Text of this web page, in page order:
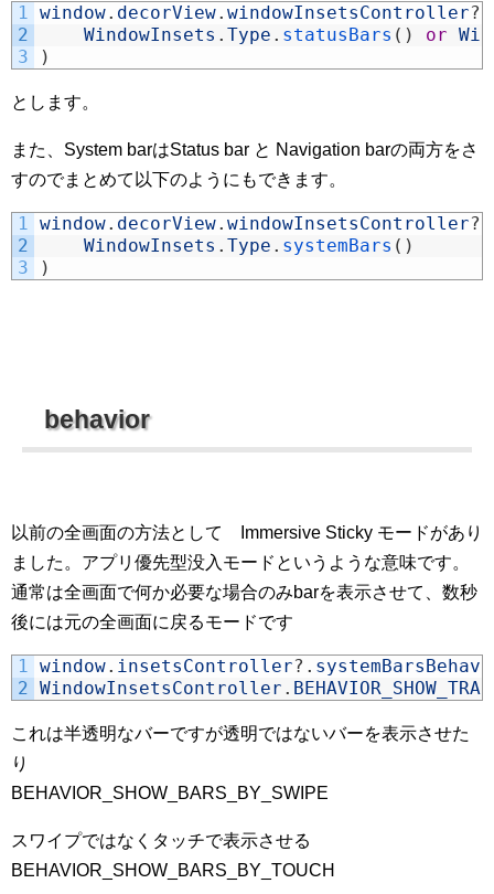
1
2
3
window. decorView. windowInsetsController?
WindowInsets . Type . statusBars ( ) or
)
とします。
また、System barはStatus bar と Navigation barの両方をさ
すのでまとめて以下のようにもできます。
1
2
3
window. decorView. windowInsetsController?
WindowInsets . Type . systemBars ( )
)
behavior
以前の全画面の方法として Immersive Sticky モードがあり
ました。アプリ優先型没入モードというような意味です。
通常は全画面で何か必要な場合のみbarを表示させて、数秒
後には元の全画面に戻るモードです
1
2
window. insetsController? .
WindowInsetsController .
これは半透明なバーですが透明ではないバーを表示させた
り
BEHAVIOR_SHOW_BARS_BY_SWIPE
スワイプではなくタッチで表示させる
BEHAVIOR_SHOW_BARS_BY_TOUCH